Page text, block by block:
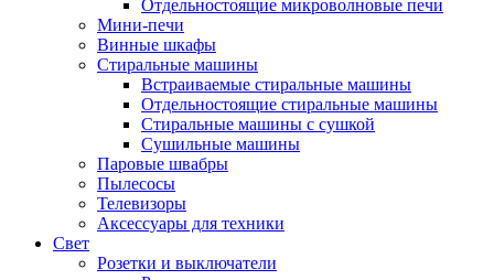
Отдельностоящие микроволновые печи
Мини-печи
Винные шкафы
Стиральные машины
Встраиваемые стиральные машины
Отдельностоящие стиральные машины
Стиральные машины с сушкой
Сушильные машины
Паровые швабры
Пылесосы
Телевизоры
Аксессуары для техники
Свет
Розетки и выключатели